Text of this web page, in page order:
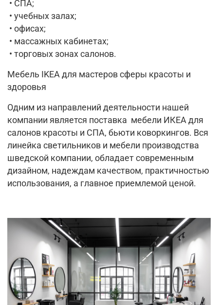
• СПА;
• учебных залах;
• офисах;
• массажных кабинетах;
• торговых зонах салонов.
Мебель IKEA для мастеров сферы красоты и
здоровья
Одним из направлений деятельности нашей
компании является поставка мебели ИКЕА для
салонов красоты и СПА, бьюти коворкингов. Вся
линейка светильников и мебели производства
шведской компании, обладает современным
дизайном, надеждам качеством, практичностью
использования, а главное приемлемой ценой.